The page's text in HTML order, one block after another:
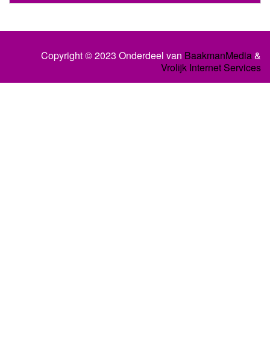
Copyright © 2023 Onderdeel van BaakmanMedia&
Vrolijk Internet Services